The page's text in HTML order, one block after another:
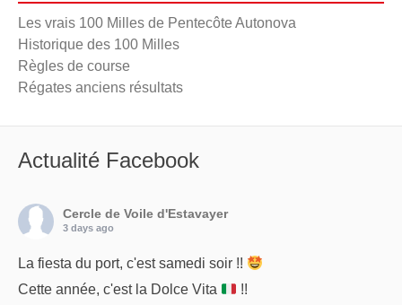
Les vrais 100 Milles de Pentecôte Autonova
Historique des 100 Milles
Règles de course
Régates anciens résultats
Actualité Facebook
Cercle de Voile d'Estavayer
3 days ago
La fiesta du port, c'est samedi soir !!
Cette année, c'est la Dolce Vita
!!